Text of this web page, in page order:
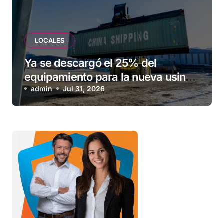
LOCALES
Ya se descargó el 25% del
equipamiento para la nueva usina
de Ushuaia
admin Jul 31, 2026